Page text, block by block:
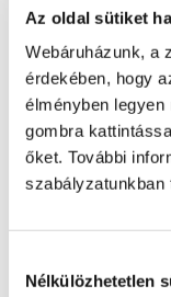
Az oldal sütiket
Webáruházunk, a
érdekében, hogy
élményben legyen
gombra
őket. További
szabályzatunkban
kiválasztása
Nélkülözhetetlen
egészség
hyperlight szemüveg
interjú kék fény
masterpiece
philip-zepter pirog
szemüveg